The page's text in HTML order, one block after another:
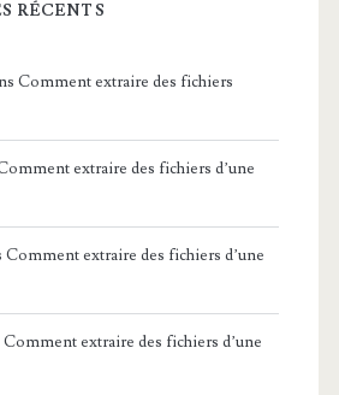
RÉCENTS
Comment extraire des fichiers
extraire des fichiers d’une
Comment extraire des fichiers d’une
Comment extraire des fichiers d’une